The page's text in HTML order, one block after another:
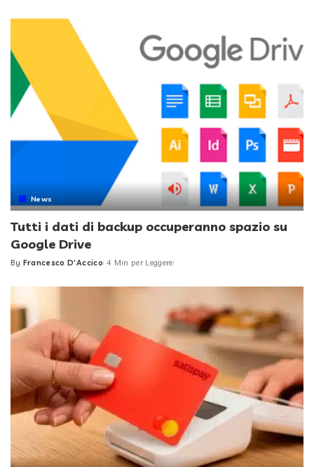
News
Tutti i dati di backup occuperanno spazio su
Google Drive
Posted
By Francesco D'Accico 4 Min per Leggere